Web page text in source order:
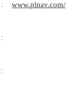
www.plnav.com/